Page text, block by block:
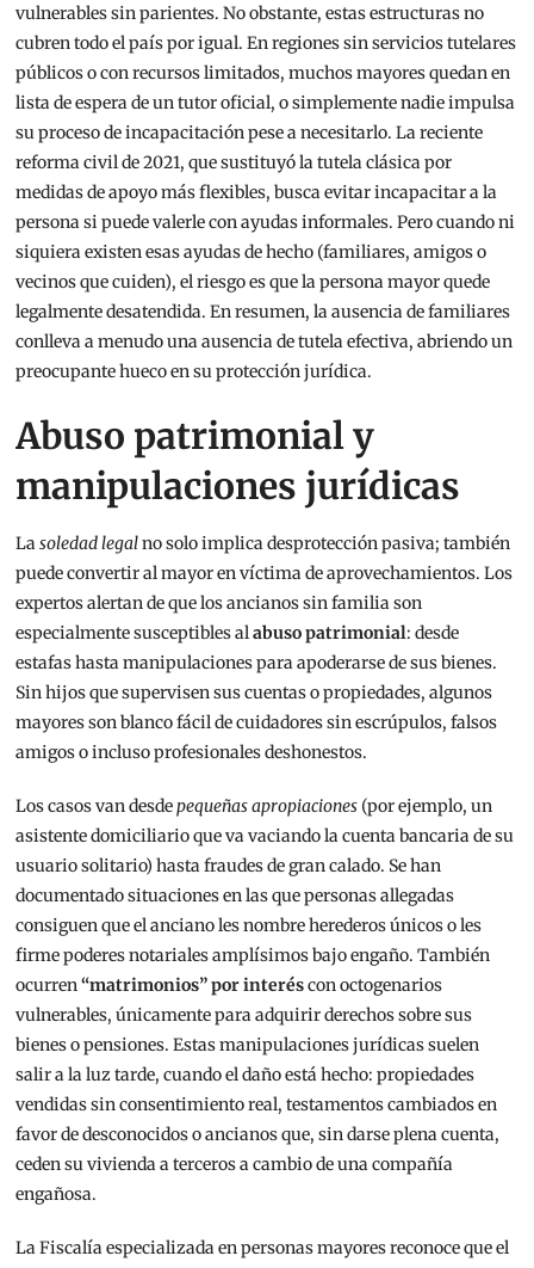
vulnerables sin parientes. No obstante, estas estructuras no
cubren todo el país por igual. En regiones sin servicios tutelares
públicos o con recursos limitados, muchos mayores quedan en
lista de espera de un tutor oficial, o simplemente nadie impulsa
su proceso de incapacitación pese a necesitarlo. La reciente
reforma civil de 2021, que sustituyó la tutela clásica por
medidas de apoyo más flexibles, busca evitar incapacitar a la
persona si puede valerle con ayudas informales. Pero cuando ni
siquiera existen esas ayudas de hecho (familiares, amigos o
vecinos que cuiden), el riesgo es que la persona mayor quede
legalmente desatendida. En resumen, la ausencia de familiares
conlleva a menudo una ausencia de tutela efectiva, abriendo un
preocupante hueco en su protección jurídica.
Abuso patrimonial y
manipulaciones jurídicas
Lasoledad legalno solo implica desprotección pasiva; también
puede convertir al mayor en víctima de aprovechamientos. Los
expertos alertan de que los ancianos sin familia son
especialmente susceptibles alabuso patrimonial: desde
estafas hasta manipulaciones para apoderarse de sus bienes.
Sin hijos que supervisen sus cuentas o propiedades, algunos
mayores son blanco fácil de cuidadores sin escrúpulos, falsos
amigos o incluso profesionales deshonestos.
Los casos van desdepequeñas apropiaciones (por ejemplo, un
asistente domiciliario que va vaciando la cuenta bancaria de su
usuario solitario) hasta fraudes de gran calado. Se han
documentado situaciones en las que personas allegadas
consiguen que el anciano les nombre herederos únicos o les
firme poderes notariales amplísimos bajo engaño. También
ocurren“matrimonios” por interéscon octogenarios
vulnerables, únicamente para adquirir derechos sobre sus
bienes o pensiones. Estas manipulaciones jurídicas suelen
salir a la luz tarde, cuando el daño está hecho: propiedades
vendidas sin consentimiento real, testamentos cambiados en
favor de desconocidos o ancianos que, sin darse plena cuenta,
ceden su vivienda a terceros a cambio de una compañía
engañosa.
La Fiscalía especializada en personas mayores reconoce que el